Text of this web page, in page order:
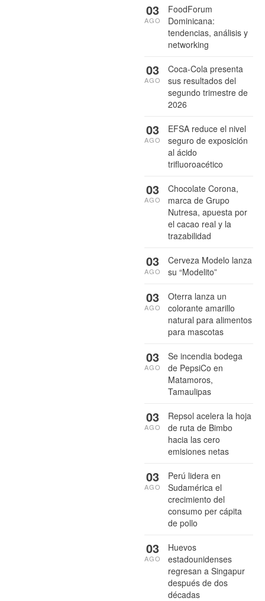
FoodForum
Dominicana:
tendencias, análisis y
networking
03
AGO
Coca-Cola presenta
sus resultados del
segundo trimestre de
2026
03
AGO
EFSA reduce el nivel
seguro de exposición
al ácido
trifluoroacético
03
AGO
Chocolate Corona,
marca de Grupo
Nutresa, apuesta por
el cacao real y la
trazabilidad
03
AGO
Cerveza Modelo lanza
su “Modelito”
03
AGO
Oterra lanza un
colorante amarillo
natural para alimentos
para mascotas
03
AGO
Se incendia bodega
de PepsiCo en
Matamoros,
Tamaulipas
03
AGO
Repsol acelera la hoja
de ruta de Bimbo
hacia las cero
emisiones netas
03
AGO
Perú lidera en
Sudamérica el
crecimiento del
consumo per cápita
de pollo
03
AGO
Huevos
estadounidenses
regresan a Singapur
después de dos
décadas
03
AGO